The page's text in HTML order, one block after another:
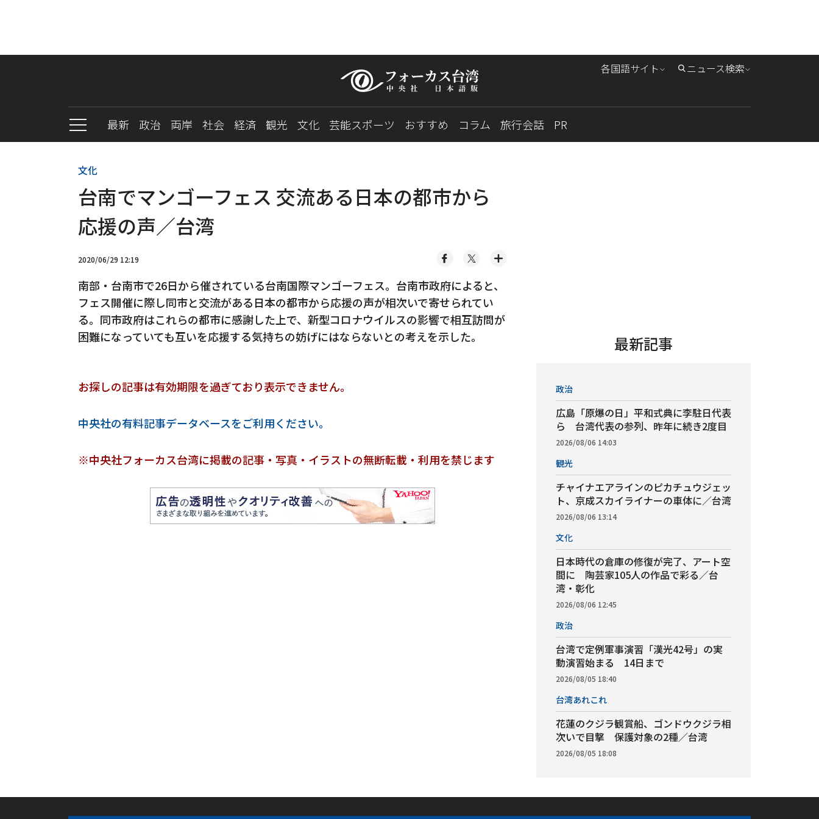
各国語サイト ニュース検索
最新 政治 両岸 社会 経済 観光 文化 芸能スポーツ おすすめ コラム 旅行会話 PR
文化
台南でマンゴーフェス 交流ある日本の都市から
応援の声／台湾
2020/06/29 12:19
南部・台南市で26日から催されている台南国際マンゴーフェス。台南市政府によると、
フェス開催に際し同市と交流がある日本の都市から応援の声が相次いで寄せられてい
る。同市政府はこれらの都市に感謝した上で、新型コロナウイルスの影響で相互訪問が
困難になっていても互いを応援する気持ちの妨げにはならないとの考えを示した。
お探しの記事は有効期限を過ぎており表示できません。
中央社の有料記事データベースをご利用ください。
※中央社フォーカス台湾に掲載の記事・写真・イラストの無断転載・利用を禁じます
最新記事
政治
広島「原爆の日」平和式典に李駐日代表
ら 台湾代表の参列、昨年に続き2度目
2026/08/06 14:03
観光
チャイナエアラインのピカチュウジェッ
ト、京成スカイライナーの車体に／台湾
2026/08/06 13:14
文化
日本時代の倉庫の修復が完了、アート空
間に 陶芸家105人の作品で彩る／台
湾・彰化
2026/08/06 12:45
政治
台湾で定例軍事演習「漢光42号」の実
動演習始まる 14日まで
2026/08/05 18:40
台湾あれこれ
花蓮のクジラ観賞船、ゴンドウクジラ相
次いで目撃 保護対象の2種／台湾
2026/08/05 18:08